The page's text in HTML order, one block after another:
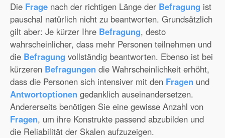
Die Frage nach der richtigen Länge der Befragung ist
pauschal natürlich nicht zu beantworten. Grundsätzlich
gilt aber: Je kürzer Ihre Befragung, desto
wahrscheinlicher, dass mehr Personen teilnehmen und
die Befragung vollständig beantworten. Ebenso ist bei
kürzeren Befragungen die Wahrscheinlichkeit erhöht,
dass die Personen sich intensiver mit den Fragen und
Antwortoptionen gedanklich auseinandersetzen.
Andererseits benötigen Sie eine gewisse Anzahl von
Fragen, um ihre Konstrukte passend abzubilden und
die Reliabilität der Skalen aufzuzeigen.